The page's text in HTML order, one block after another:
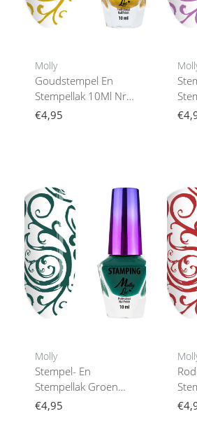
Molly
Goudstempel En
Stempellak 10Ml Nr.
4
€4,95
Molly
Stempel- En
Stempellak Groen
10Ml Nr. 8
€4,95
5